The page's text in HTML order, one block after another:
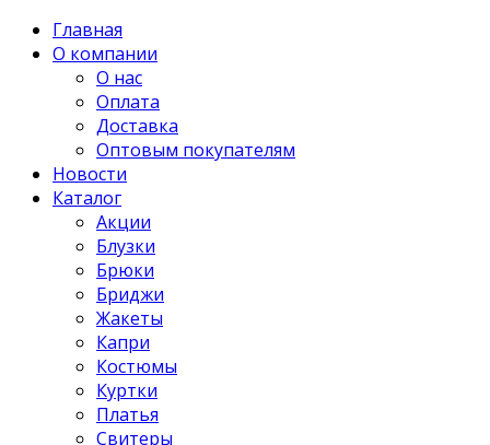
Главная
О компании
О нас
Оплата
Доставка
Оптовым покупателям
Новости
Каталог
Акции
Блузки
Брюки
Бриджи
Жакеты
Капри
Костюмы
Куртки
Платья
Свитеры